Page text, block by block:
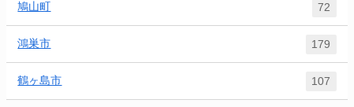
鳩山町 72
鴻巣市 179
鶴ヶ島市 107